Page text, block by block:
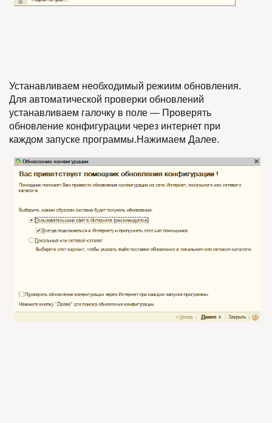
Устанавливаем необходимый режиим обновления.
Для автоматической проверки обновлений
устанавливаем галочку в поле — Проверять
обновление конфигурации через интернет при
каждом запуске программы.Нажимаем Далее.